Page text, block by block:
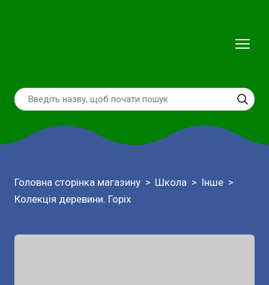
Головна сторінка магазину Школа
Інше
Колекція деревини. Горіх